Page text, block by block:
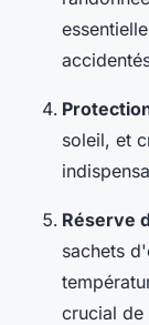
soleil, et
Réserve
sachets
crucial de